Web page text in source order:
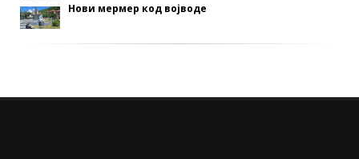
Нови мермер код војводе